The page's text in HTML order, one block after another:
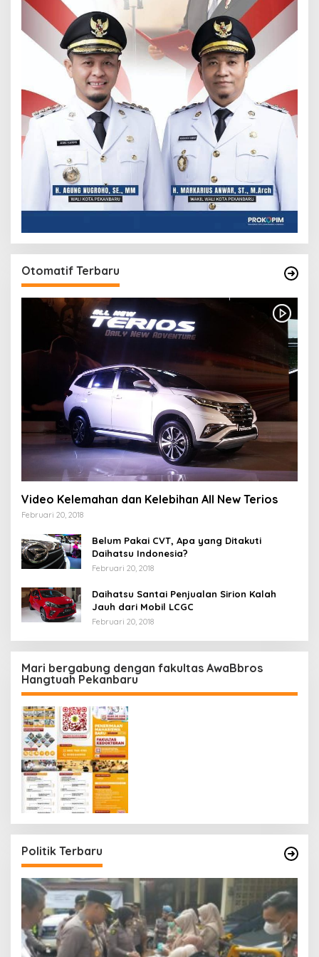
Otomatif Terbaru
Video Kelemahan dan Kelebihan All New Terios
Februari 20, 2018
Belum Pakai CVT, Apa yang Ditakuti
Daihatsu Indonesia?
Februari 20, 2018
Daihatsu Santai Penjualan Sirion Kalah
Jauh dari Mobil LCGC
Februari 20, 2018
Mari bergabung dengan fakultas AwaBbros
Hangtuah Pekanbaru
Politik Terbaru